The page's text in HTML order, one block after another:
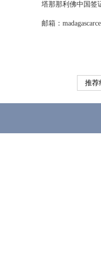
塔那那利佛中国签
邮箱：
推荐